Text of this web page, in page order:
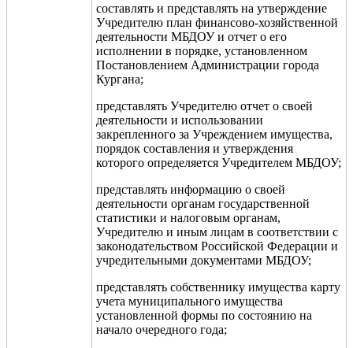
составлять и представлять на утверждение
Учредителю план финансово-хозяйственной
деятельности МБДОУ и отчет о его
исполнении в порядке, установленном
Постановлением Администрации города
Кургана;
представлять Учредителю отчет о своей
деятельности и использовании
закрепленного за Учреждением имущества,
порядок составления и утверждения
которого определяется Учредителем МБДОУ;
представлять информацию о своей
деятельности органам государственной
статистики и налоговым органам,
Учредителю и иным лицам в соответствии с
законодательством Российской Федерации и
учредительными документами МБДОУ;
представлять собственнику имущества карту
учета муниципального имущества
установленной формы по состоянию на
начало очередного года;